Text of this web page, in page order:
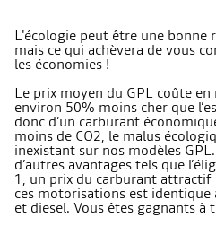
L'écologie peut être une bonne
mais ce qui achèvera de vous
les économies !
Le prix moyen du GPL coûte
environ 50% moins cher que
donc d’un carburant
moins de CO2, le malus
inexistant sur nos modèles
d’autres avantages tels que
1, un prix du carburant attractif
ces motorisations est identique
et diesel. Vous êtes gagnants à